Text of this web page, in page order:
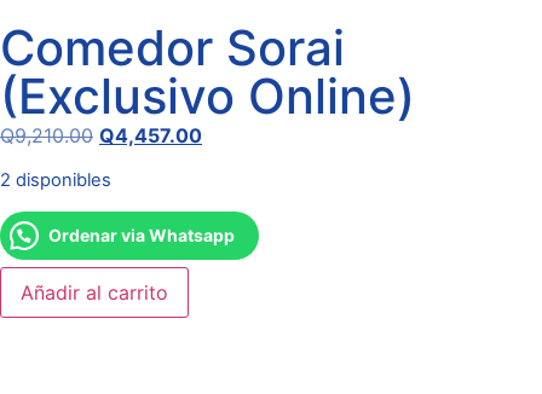
Comedor Sorai
(Exclusivo Online)
Q9,210.00 Q4,457.00
2 disponibles
Ordenar via Whatsapp
Añadir al carrito